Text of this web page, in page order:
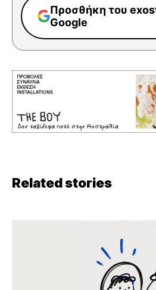
Προσθήκη του
Google
Related stories